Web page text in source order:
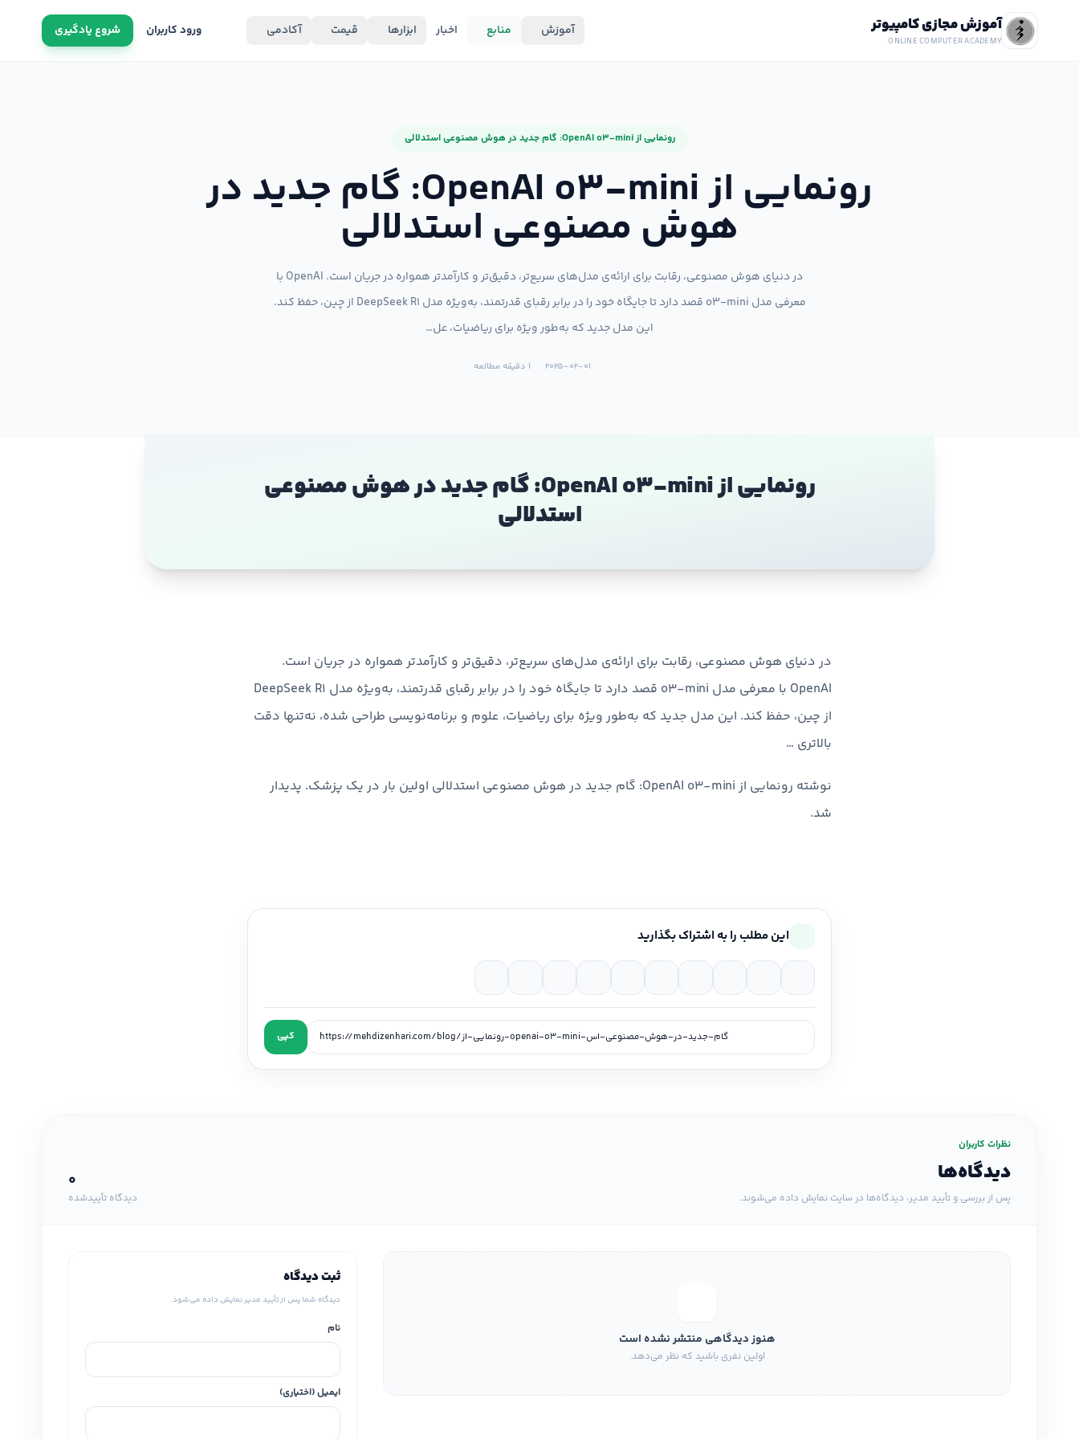
آموزش مجازی کامپیوتر
ONLINE COMPUTER ACADEMY
آموزش منابع اخبار ابزارها قیمت آکادمی ورود کاربران شروع یادگیری
رونمایی از OpenAI o3-mini: گام جدید در هوش مصنوعی استدلالی
رونمایی از OpenAI o3-mini: گام جدید در
هوش مصنوعی استدلالی
در دنیای هوش مصنوعی، رقابت برای ارائه‌ی مدل‌های سریع‌تر، دقیق‌تر و کارآمدتر همواره در جریان است. OpenAI با
معرفی مدل o3-mini قصد دارد تا جایگاه خود را در برابر رقبای قدرتمند، به‌ویژه مدل DeepSeek R1 از چین، حفظ کند.
این مدل جدید که به‌طور ویژه برای ریاضیات، عل…
2025-02-01 1 دقیقه مطالعه
رونمایی از OpenAI o3-mini: گام جدید در هوش مصنوعی
استدلالی
در دنیای هوش مصنوعی، رقابت برای ارائه‌ی مدل‌های سریع‌تر، دقیق‌تر و کارآمدتر همواره در جریان است.
OpenAI با معرفی مدل o3-mini قصد دارد تا جایگاه خود را در برابر رقبای قدرتمند، به‌ویژه مدل DeepSeek R1
از چین، حفظ کند. این مدل جدید که به‌طور ویژه برای ریاضیات، علوم و برنامه‌نویسی طراحی شده، نه‌تنها دقت
بالاتری …
نوشته رونمایی از OpenAI o3-mini: گام جدید در هوش مصنوعی استدلالی اولین بار در یک پزشک. پدیدار
شد.
این مطلب را به اشتراک بگذارید
کپی
نظرات کاربران
دیدگاه‌ها
پس از بررسی و تأیید مدیر، دیدگاه‌ها در سایت نمایش داده می‌شوند.
0
دیدگاه تأییدشده
هنوز دیدگاهی منتشر نشده است
اولین نفری باشید که نظر می‌دهد.
ثبت دیدگاه
دیدگاه شما پس از تأیید مدیر نمایش داده می‌شود.
نام
ایمیل (اختیاری)